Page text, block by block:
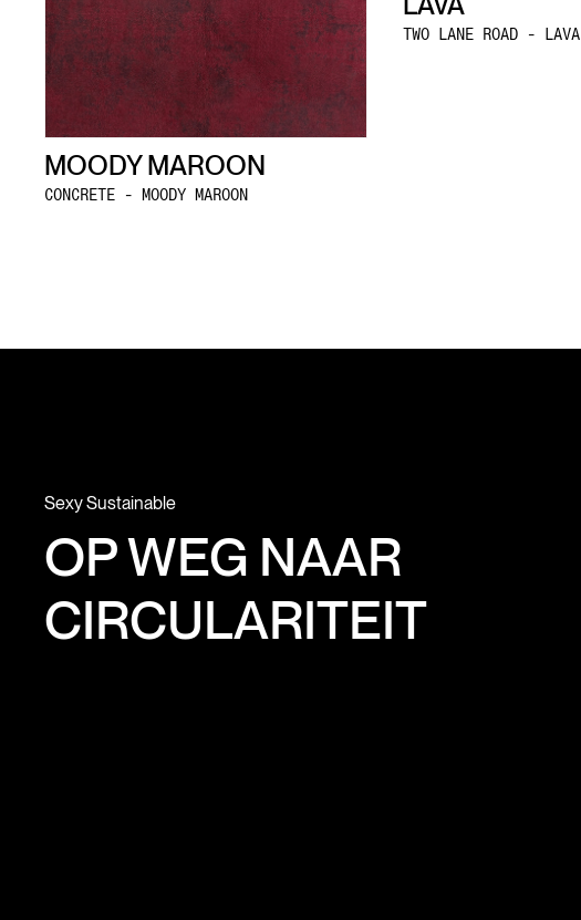
MOODY MAROON
CONCRETE - MOODY MAROON
TWO LANE ROAD - LAVA
Sexy Sustainable
OP WEG NAAR
CIRCULARITEIT